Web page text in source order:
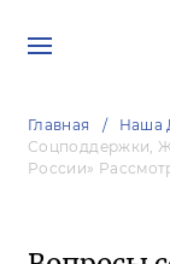
Главная Наша
Соцподдержки,
России»